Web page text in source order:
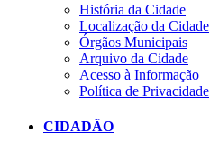
História da Cidade
Localização da Cidade
Órgãos Municipais
Arquivo da Cidade
Acesso à Informação
Política de Privacidade
CIDADÃO